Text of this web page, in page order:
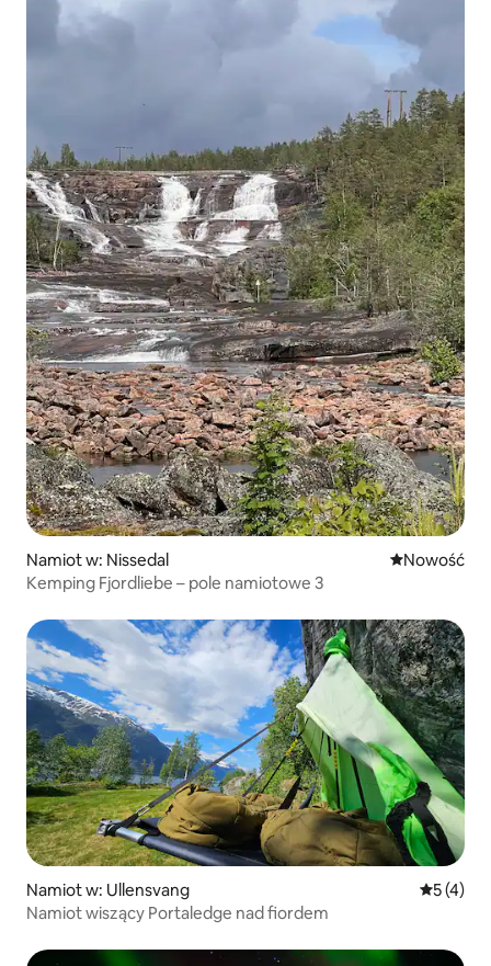
Namiot w: Nissedal Nowe
Nowość
Kemping Fjordliebe – pole namiotowe 3
Namiot w: Ullensvang Średnia
5 (4)
Namiot wiszący Portaledge nad fiordem